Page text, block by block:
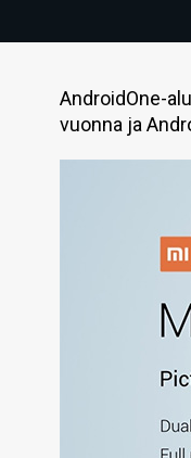
AndroidOne-
vuonna ja